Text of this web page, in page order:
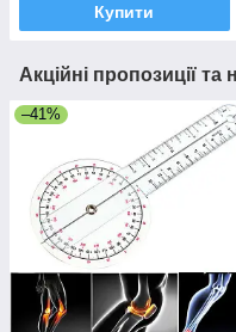
Купити
Акційні пропозиції та
–41%